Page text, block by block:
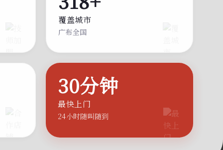
覆盖城市
广布全国
30分钟
最快上门
24小时随叫随到